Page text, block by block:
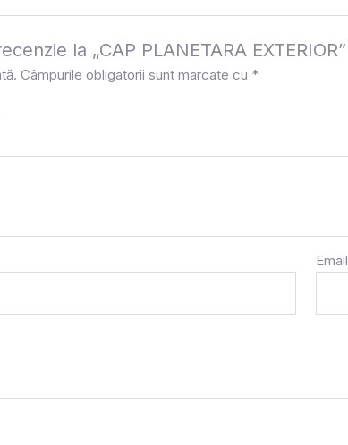
la „CAP PLANETARA EXTERIOR”
Câmpurile obligatorii sunt marcate cu *
Email